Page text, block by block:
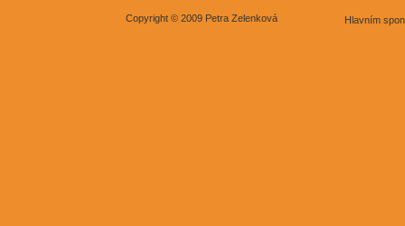
Copyright © 2009 Petra Zelenková Hlavním